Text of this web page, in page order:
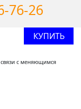
76-26
КУПИТЬ
с меняющимся